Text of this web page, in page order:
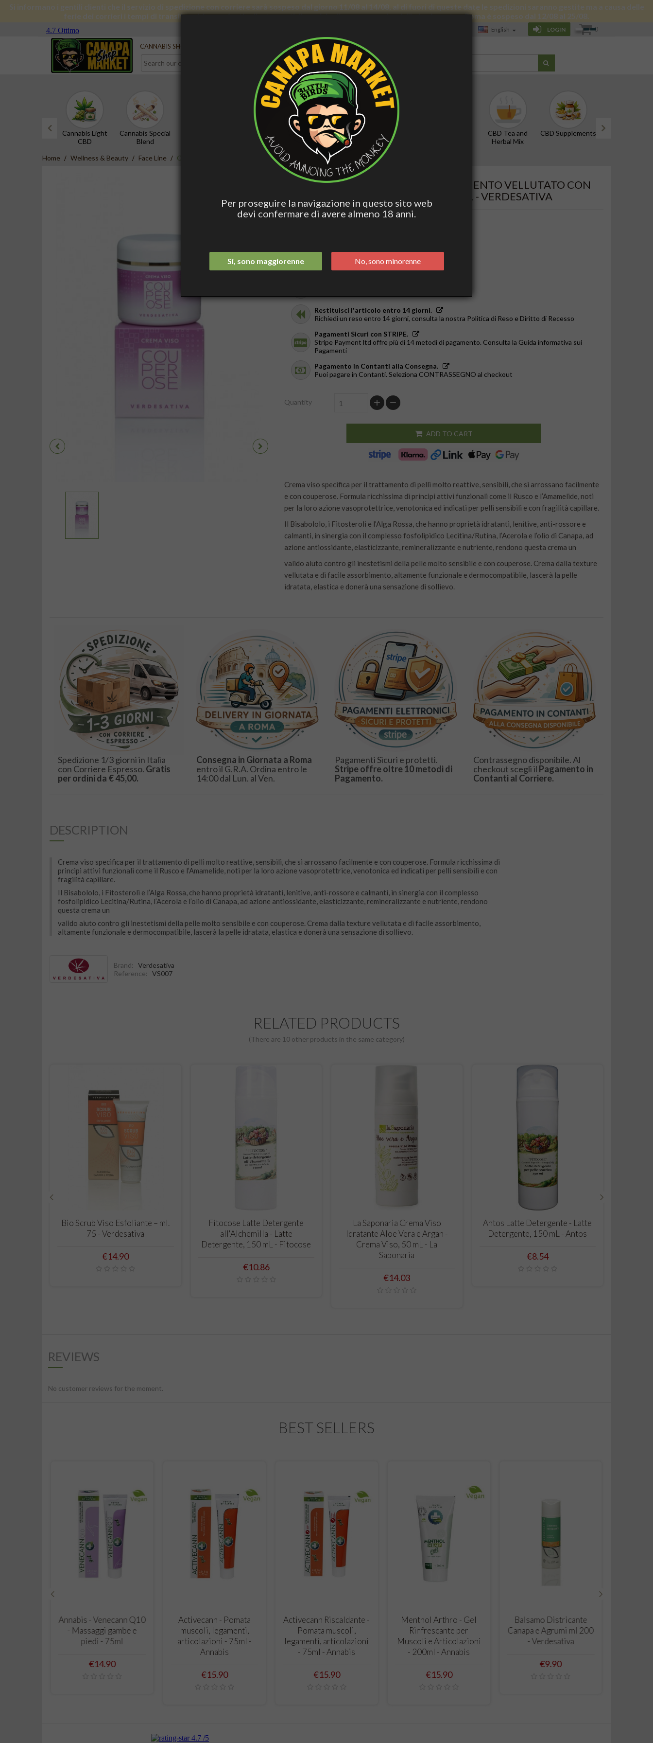
Si informano i gentili clienti che il servizio di spedizione con corriere sarà sospeso dal giorno 11/08 al 14/08, al di fuori di queste date le spedizioni saranno gestite ma a causa delle
ferie dei corrieri i tempi di transito subiranno forti rallentamenti. Il servizio di consegna a domicilio in giornata a Roma è sospeso dal 12/08 al 25/08.
Serve aiuto? English LOGIN 0
CANNABIS SHOP PERSONAL CARE SMOCKER ACCESS.
Cannabis Light
CBD
Cannabis Special
Blend
Hashish Special
Blend
Active Edibles Fall Asleep
CBD Tea and
Herbal Mix
CBD Supplements Edibles and
Home Wellness & Beauty Face Line Crema Viso Couperose – Trattamento vellutato con principi attivi rinforzanti - 50 ml - Verdesativa
CREMA VISO COUPEROSE – TRATTAMENTO VELLUTATO CON
PRINCIPI ATTIVI RINFORZANTI - 50 ML - VERDESATIVA
Spedizione Italia 2/3 Giorni.
Restituisci l'articolo entro 14 giorni.
Richiedi un reso entro 14 giorni, consulta la nostra Politica di Reso e Diritto di Recesso
Pagamenti Sicuri con STRIPE.
Stripe Payment ltd offre più di 14 metodi di pagamento. Consulta la Guida informativa sui
Pagamenti
Pagamento in Contanti alla Consegna.
Puoi pagare in Contanti. Seleziona CONTRASSEGNO al checkout
Quantity
ADD TO CART
Crema viso specifica per il trattamento di pelli molto reattive, sensibili, che si arrossano facilmente
e con couperose. Formula ricchissima di principi attivi funzionali come il Rusco e l’Amamelide, noti
per la loro azione vasoprotettrice, venotonica ed indicati per pelli sensibili e con fragilità capillare.
Il Bisabololo, i Fitosteroli e l’Alga Rossa, che hanno proprietà idratanti, lenitive, anti-rossore e
calmanti, in sinergia con il complesso fosfolipidico Lecitina/Rutina, l’Acerola e l’olio di Canapa, ad
azione antiossidante, elasticizzante, remineralizzante e nutriente, rendono questa crema un
valido aiuto contro gli inestetismi della pelle molto sensibile e con couperose. Crema dalla texture
vellutata e di facile assorbimento, altamente funzionale e dermocompatibile, lascerà la pelle
idratata, elastica e donerà una sensazione di sollievo.
Spedizione 1/3 giorni in Italia
con Corriere Espresso. Gratis
per ordini da € 45,00.
Consegna in Giornata a Roma
entro il G.R.A. Ordina entro le
14:00 dal Lun. al Ven.
Pagamenti Sicuri e protetti.
Stripe offre oltre 10 metodi di
Pagamento.
Contrassegno disponibile. Al
checkout scegli il Pagamento in
Contanti al Corriere.
DESCRIPTION
Crema viso specifica per il trattamento di pelli molto reattive, sensibili, che si arrossano facilmente e con couperose. Formula ricchissima di
principi attivi funzionali come il Rusco e l’Amamelide, noti per la loro azione vasoprotettrice, venotonica ed indicati per pelli sensibili e con
fragilità capillare.
Il Bisabololo, i Fitosteroli e l’Alga Rossa, che hanno proprietà idratanti, lenitive, anti-rossore e calmanti, in sinergia con il complesso
fosfolipidico Lecitina/Rutina, l’Acerola e l’olio di Canapa, ad azione antiossidante, elasticizzante, remineralizzante e nutriente, rendono
questa crema un
valido aiuto contro gli inestetismi della pelle molto sensibile e con couperose. Crema dalla texture vellutata e di facile assorbimento,
altamente funzionale e dermocompatibile, lascerà la pelle idratata, elastica e donerà una sensazione di sollievo.
Brand:
Verdesativa
Reference:
VS007
RELATED PRODUCTS
(There are 10 other products in the same category)
ADD TO CART
Bio Scrub Viso Esfoliante – ml.
75 - Verdesativa
Price
€14.90
ADD TO CART
Fitocose Latte Detergente
all'Alchemilla - Latte
Detergente, 150 mL - Fitocose
Price
€10.86
ADD TO CART
La Saponaria Crema Viso
Idratante Aloe Vera e Argan -
Crema Viso, 50 mL - La
Saponaria
Price
€14.03
ADD TO CART
Antos Latte Detergente - Latte
Detergente, 150 mL - Antos
Price
€8.54
REVIEWS
No customer reviews for the moment.
BEST SELLERS
ADD TO CART
Annabis - Venecann Q10
- Massaggi gambe e
piedi - 75ml
Price
€14.90
ADD TO CART
Activecann - Pomata
muscoli, legamenti,
articolazioni - 75ml -
Annabis
Price
€15.90
ADD TO CART
Activecann Riscaldante -
Pomata muscoli,
legamenti, articolazioni
- 75ml - Annabis
Price
€15.90
ADD TO CART
Menthol Arthro - Gel
Rinfrescante per
Muscoli e Articolazioni
- 200ml - Annabis
Price
€15.90
ADD TO CART
Balsamo Districante
Canapa e Agrumi ml 200
- Verdesativa
Price
€9.90
Per proseguire la navigazione in questo sito web
devi confermare di avere almeno 18 anni.
Si, sono maggiorenne No, sono minorenne